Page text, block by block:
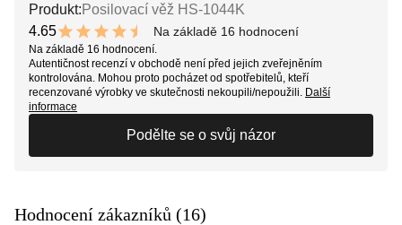
Produkt: Posilovací věž HS-1044K
4.65
9.3 out of 10 stars
Na základě 16 hodnocení
Na základě 16 hodnocení.
Autentičnost recenzí v obchodě není před jejich zveřejněním
kontrolována. Mohou proto pocházet od spotřebitelů, kteří
recenzované výrobky ve skutečnosti nekoupili/nepoužili. Další
informace
Podělte se o svůj názor
Hodnocení zákazníků (16)